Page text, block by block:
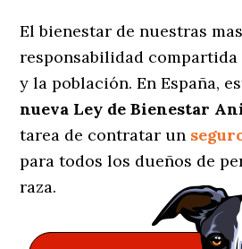
El bienestar de nuestras
responsabilidad compartida
y la población. En España,
nueva Ley de Bienestar
tarea de contratar un
para todos los dueños de
raza.